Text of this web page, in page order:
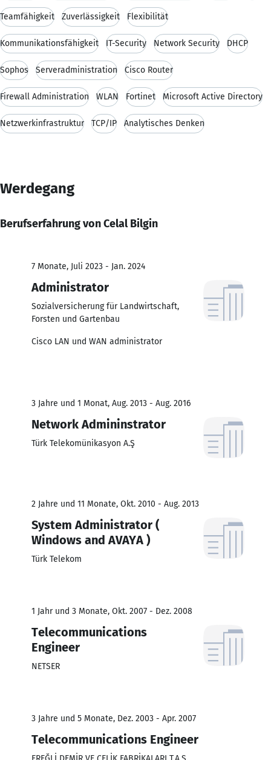
Teamfähigkeit Zuverlässigkeit Flexibilität
Kommunikationsfähigkeit IT-Security Network Security DHCP
Sophos Serveradministration Cisco Router
Firewall Administration WLAN Fortinet Microsoft Active Directory
Netzwerkinfrastruktur TCP/IP Analytisches Denken
Werdegang
Berufserfahrung von Celal Bilgin
7 Monate, Juli 2023 - Jan. 2024
Administrator
Sozialversicherung für Landwirtschaft,
Forsten und Gartenbau
Cisco LAN und WAN administrator
3 Jahre und 1 Monat, Aug. 2013 - Aug. 2016
Network Admininstrator
Türk Telekomünikasyon A.Ş
2 Jahre und 11 Monate, Okt. 2010 - Aug. 2013
System Administrator (
Windows and AVAYA )
Türk Telekom
1 Jahr und 3 Monate, Okt. 2007 - Dez. 2008
Telecommunications
Engineer
NETSER
3 Jahre und 5 Monate, Dez. 2003 - Apr. 2007
Telecommunications Engineer